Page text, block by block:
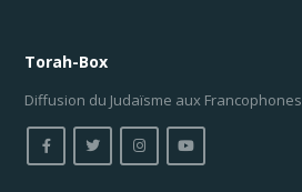
Torah-Box
Diffusion du Judaïsme aux Francophones